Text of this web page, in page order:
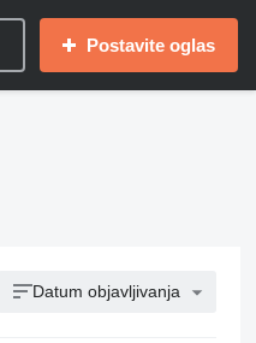
Postavite oglas
Datum objavljivanja